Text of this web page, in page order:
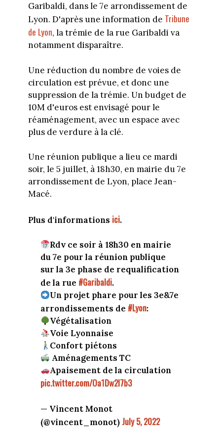
Garibaldi, dans le 7e arrondissement de
Lyon. D'après une information de Tribune
de Lyon, la trémie de la rue Garibaldi va
notamment disparaître.
Une réduction du nombre de voies de
circulation est prévue, et donc une
suppression de la trémie. Un budget de
10M d'euros est envisagé pour le
réaménagement, avec un espace avec
plus de verdure à la clé.
Une réunion publique a lieu ce mardi
soir, le 5 juillet, à 18h30, en mairie du 7e
arrondissement de Lyon, place Jean-
Macé.
Plus d'informations ici.
Rdv ce soir à 18h30 en mairie
du 7e pour la réunion publique
sur la 3e phase de requalification
de la rue #Garibaldi.
Un projet phare pour les 3e&7e
arrondissements de #Lyon:
Végétalisation
Voie Lyonnaise
Confort piétons
Aménagements TC
Apaisement de la circulation
pic.twitter.com/Oa1Dw2l7b3
— Vincent Monot
(@vincent_monot) July 5, 2022